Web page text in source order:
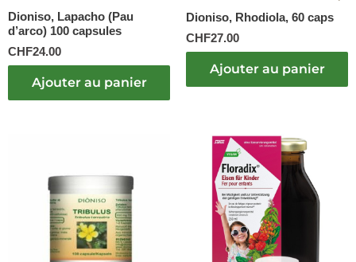
Dioniso, Lapacho (Pau
d’arco) 100 capsules
CHF24.00
Ajouter au panier
Dioniso, Rhodiola, 60 caps
CHF27.00
Ajouter au panier